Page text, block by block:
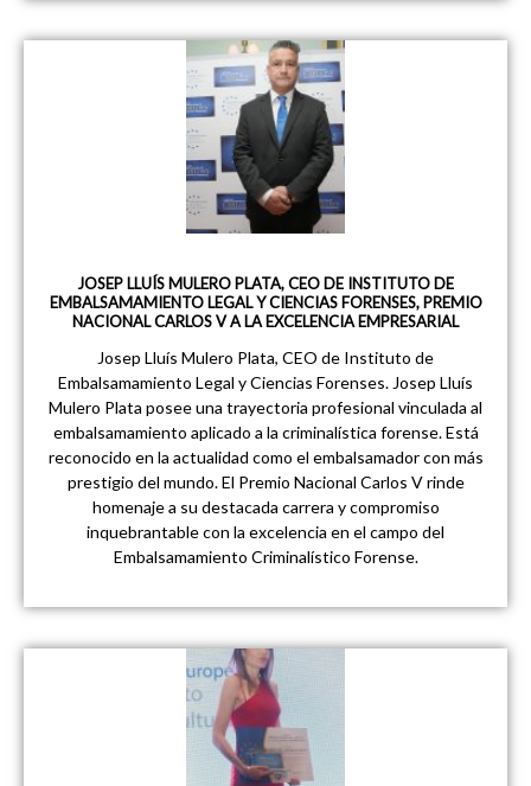
JOSEP LLUÍS MULERO PLATA, CEO DE INSTITUTO DE
EMBALSAMAMIENTO LEGAL Y CIENCIAS FORENSES, PREMIO
NACIONAL CARLOS V A LA EXCELENCIA EMPRESARIAL
Josep Lluís Mulero Plata, CEO de Instituto de
Embalsamamiento Legal y Ciencias Forenses. Josep Lluís
Mulero Plata posee una trayectoria profesional vinculada al
embalsamamiento aplicado a la criminalística forense. Está
reconocido en la actualidad como el embalsamador con más
prestigio del mundo. El Premio Nacional Carlos V rinde
homenaje a su destacada carrera y compromiso
inquebrantable con la excelencia en el campo del
Embalsamamiento Criminalístico Forense.